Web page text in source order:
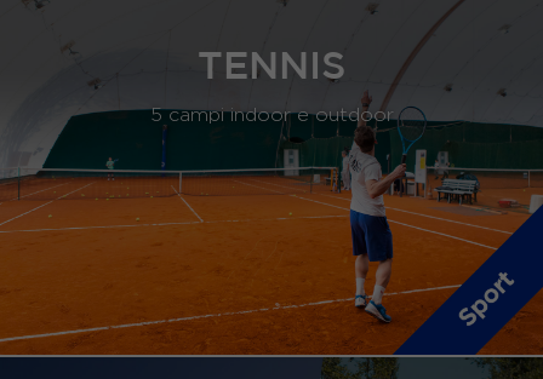
TENNIS
5 campi indoor e outdoor